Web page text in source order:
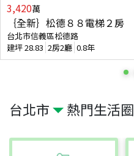
台北市 熱門生活圈
3,420萬
｛全新｝松德８８電梯２房
台北市信義區松德路
建坪28.83 2房2廳 0.8年